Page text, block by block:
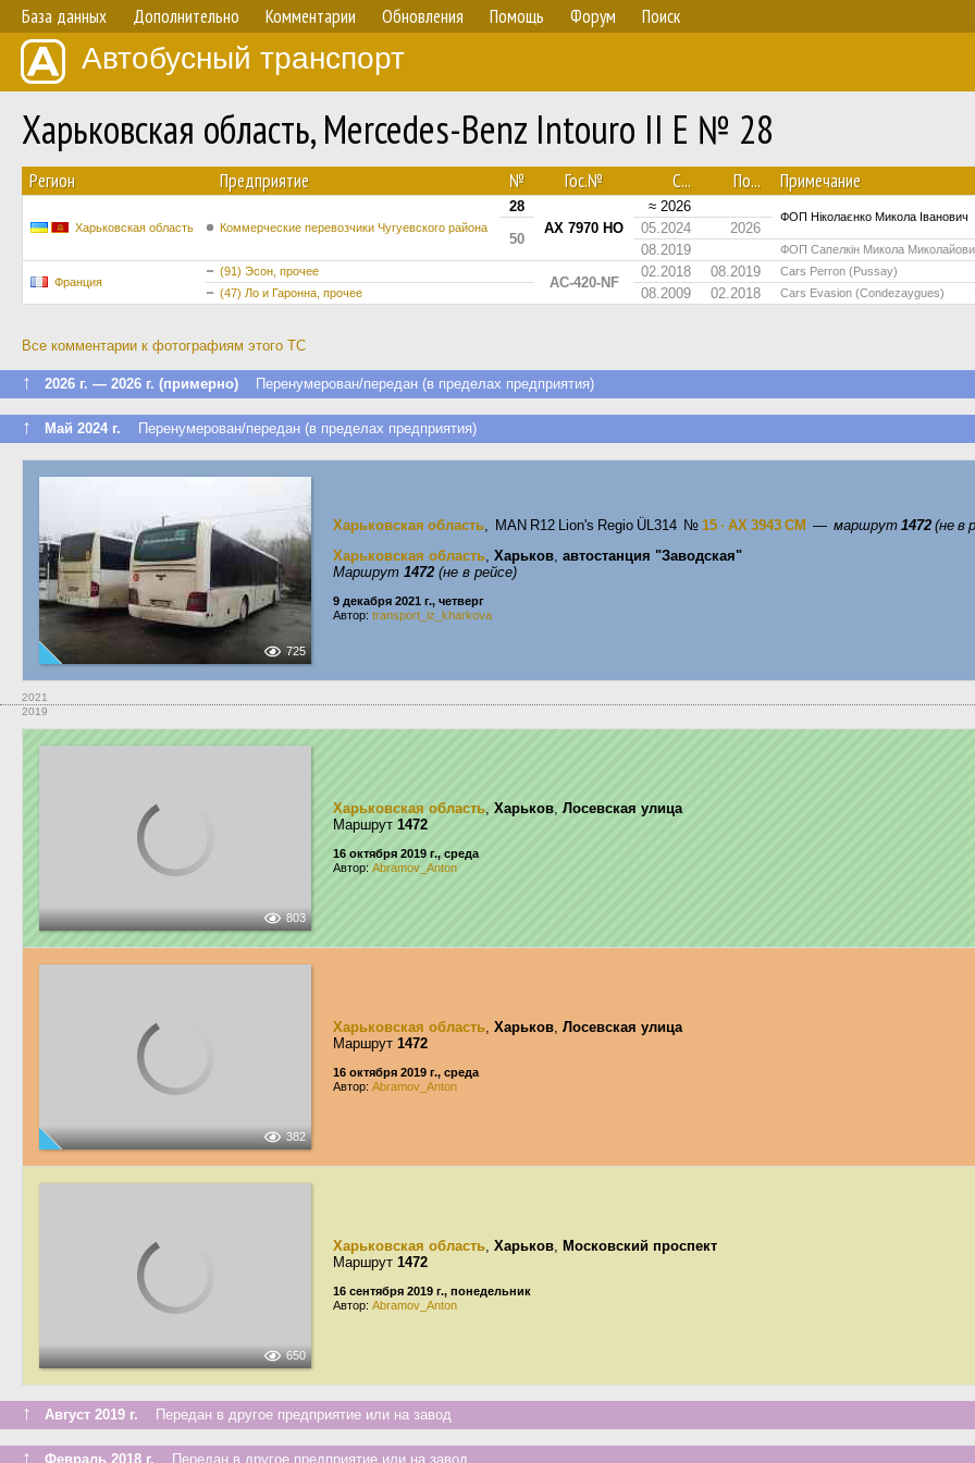
База данных Дополнительно Комментарии Обновления Помощь Форум Поиск
Автобусный транспорт
Харьковская область, Mercedes-Benz Intouro II E № 28
Регион Предприятие № Гос.№ С... По... Примечание
Харьковская область Коммерческие перевозчики Чугуевского района
28
AX 7970 HO
≈ 2026
ФОП Ніколаєнко Микола Іванович
50
05.2024
2026
08.2019
ФОП Сапелкін Микола
Франция
(91) Эсон, прочее
AC-420-NF
02.2018 08.2019
Cars Perron (Pussay)
(47) Ло и Гаронна, прочее
08.2009 02.2018 Cars Evasion (Condezaygues)
Все комментарии к фотографиям этого ТС
↑ 2026 г. — 2026 г. (примерно) Перенумерован/передан (в пределах предприятия)
↑ Май 2024 г. Перенумерован/передан (в пределах предприятия)
725
Харьковская область, MAN R12 Lion's Regio ÜL314 № 15 · AX 3943 CM — маршрут 1472 (не в
Харьковская область, Харьков, автостанция "Заводская"
Маршрут 1472 (не в рейсе)
9 декабря 2021 г., четверг
Автор: transport_iz_kharkova
2021
2019
803
Харьковская область, Харьков, Лосевская улица
Маршрут 1472
16 октября 2019 г., среда
Автор: Abramov_Anton
382
Харьковская область, Харьков, Лосевская улица
Маршрут 1472
16 октября 2019 г., среда
Автор: Abramov_Anton
650
Харьковская область, Харьков, Московский проспект
Маршрут 1472
16 сентября 2019 г., понедельник
Автор: Abramov_Anton
↑ Август 2019 г. Передан в другое предприятие или на завод
↑ Февраль 2018 г. Передан в другое предприятие или на завод